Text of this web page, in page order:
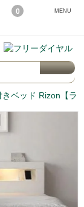
0 MENU
ベッド Rizon【ラ